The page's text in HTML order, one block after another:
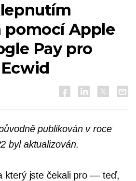
pomocí Apple
Pay pro
publikován v roce
byl aktualizován.
který jste čekali pro — teď,